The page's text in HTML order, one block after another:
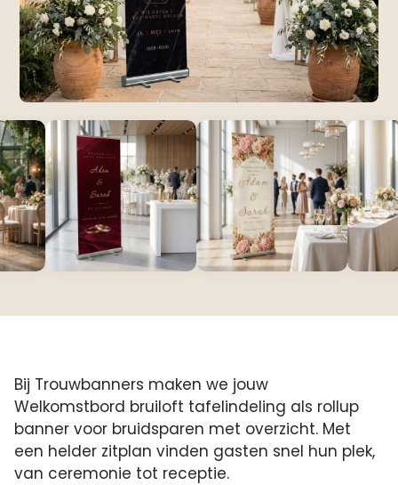
Bij Trouwbanners maken we jouw
Welkomstbord bruiloft tafelindeling als rollup
banner voor bruidsparen met overzicht. Met
een helder zitplan vinden gasten snel hun plek,
van ceremonie tot receptie.